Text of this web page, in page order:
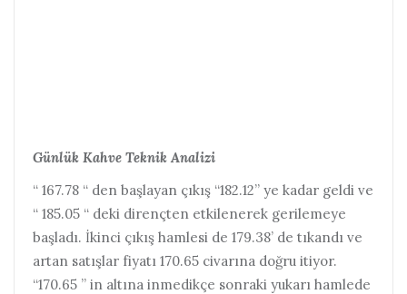
Günlük Kahve Teknik Analizi
“ 167.78 “ den başlayan çıkış “182.12” ye kadar geldi ve
“ 185.05 “ deki dirençten etkilenerek gerilemeye
başladı. İkinci çıkış hamlesi de 179.38’ de tıkandı ve
artan satışlar fiyatı 170.65 civarına doğru itiyor.
“170.65 ” in altına inmedikçe sonraki yukarı hamlede